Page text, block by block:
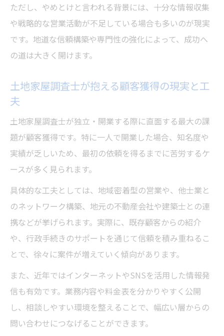
ただし、やめとけと言われる背景には、十分な情報収集
や戦略的な営業活動が不足している場合も多いのが現実
です。地道な信頼構築や専門性の強化によって、成功へ
の道は大きく開けます。
土地家屋調査士が抱える顧客獲得の現実と工
夫
土地家屋調査士が独立・開業する際に直面する最大の課
題が顧客獲得です。特に一人で開業した場合、知名度や
実績が乏しいため、最初の依頼を得るまでに苦労するケ
ースが多く見られます。
具体的な工夫としては、地域密着型の営業や、他士業と
のネットワーク構築、地元の不動産会社や建築士との連
携などが挙げられます。実際に、既存顧客からの紹介
や、行政手続きのサポートを通じて信頼を積み重ねるこ
とで、徐々に案件が増えていく傾向があります。
また、近年ではインターネットやSNSを活用した情報発
信も有効です。業務内容や料金表を分かりやすく公開
し、相談しやすい環境を整えることで、幅広い層からの
問い合わせにつなげることができます。